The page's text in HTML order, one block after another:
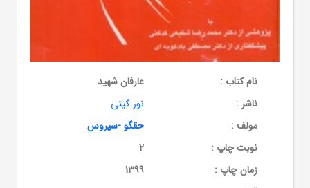
نام کتاب :
عارفان شهید
ناشر :
نور گیتی
مولف :
حقگو -سیروس
نوبت چاپ :
2
زمان چاپ :
1399